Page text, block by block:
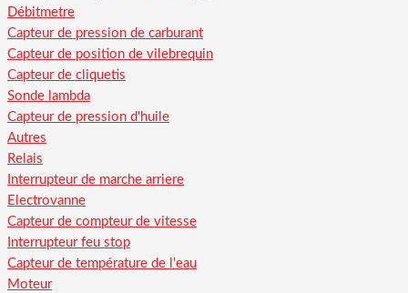
Débitmetre
Capteur de pression de carburant
Capteur de position de vilebrequin
Capteur de cliquetis
Sonde lambda
Capteur de pression d'huile
Autres
Relais
Interrupteur de marche arriere
Electrovanne
Capteur de compteur de vitesse
Interrupteur feu stop
Capteur de température de l'eau
Moteur